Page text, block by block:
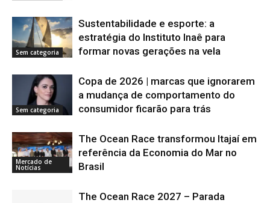
Sem categoria
Sustentabilidade e esporte: a
estratégia do Instituto Inaê para
formar novas gerações na vela
Sem categoria
Copa de 2026 | marcas que ignorarem
a mudança de comportamento do
consumidor ficarão para trás
Mercado de
Notícias
The Ocean Race transformou Itajaí em
referência da Economia do Mar no
Brasil
The Ocean Race 2027 – Parada